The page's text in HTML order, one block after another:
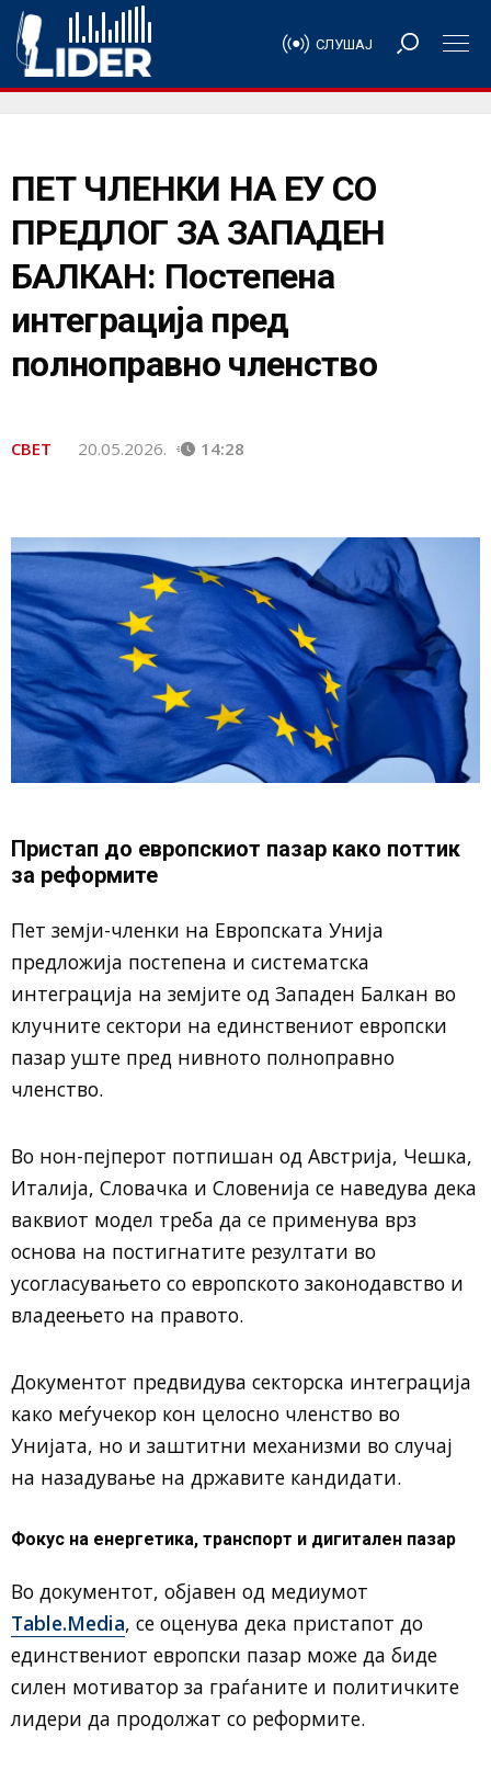
СЛУШАЈ
ПЕТ ЧЛЕНКИ НА ЕУ СО
ПРЕДЛОГ ЗА ЗАПАДЕН
БАЛКАН: Постепена
интеграција пред
полноправно членство
СВЕТ 20.05.2026. 14:28
Пристап до европскиот пазар како поттик
за реформите
Пет земји-членки на Европската Унија
предложија постепена и систематска
интеграција на земјите од Западен Балкан во
клучните сектори на единствениот европски
пазар уште пред нивното полноправно
членство.
Во нон-пејперот потпишан од Австрија, Чешка,
Италија, Словачка и Словенија се наведува дека
ваквиот модел треба да се применува врз
основа на постигнатите резултати во
усогласувањето со европското законодавство и
владеењето на правото.
Документот предвидува секторска интеграција
како меѓучекор кон целосно членство во
Унијата, но и заштитни механизми во случај
на назадување на државите кандидати.
Фокус на енергетика, транспорт и дигитален пазар
Во документот, објавен од медиумот
Table.Media, се оценува дека пристапот до
единствениот европски пазар може да биде
силен мотиватор за граѓаните и политичките
лидери да продолжат со реформите.